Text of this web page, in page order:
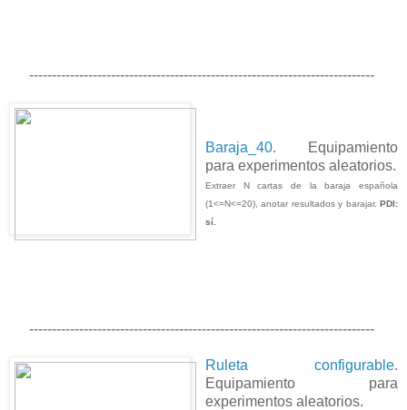
----------------------------------------------------------------------------
Baraja_40. Equipamiento
para experimentos aleatorios.
Extraer N cartas de la baraja española
(1<=N<=20), anotar resultados y barajar. PDI:
sí.
----------------------------------------------------------------------------
Ruleta configurable.
Equipamiento para
experimentos aleatorios.